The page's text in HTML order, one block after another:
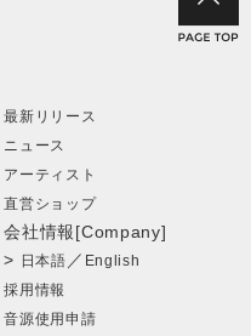
最新リリース
ニュース
アーティスト
直営ショップ
会社情報[Company]
> 日本語 ／ English
採用情報
音源使用申請